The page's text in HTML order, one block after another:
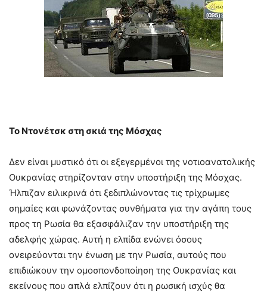
Το Ντονέτσκ στη σκιά της Μόσχας
Δεν είναι μυστικό ότι οι εξεγερμένοι της νοτιοανατολικής
Ουκρανίας στηρίζονταν στην υποστήριξη της Μόσχας.
Ήλπιζαν ειλικρινά ότι ξεδιπλώνοντας τις τρίχρωμες
σημαίες και φωνάζοντας συνθήματα για την αγάπη τους
προς τη Ρωσία θα εξασφάλιζαν την υποστήριξη της
αδελφής χώρας. Αυτή η ελπίδα ενώνει όσους
ονειρεύονται την ένωση με την Ρωσία, αυτούς που
επιδιώκουν την ομοσπονδοποίηση της Ουκρανίας και
εκείνους που απλά ελπίζουν ότι η ρωσική ισχύς θα